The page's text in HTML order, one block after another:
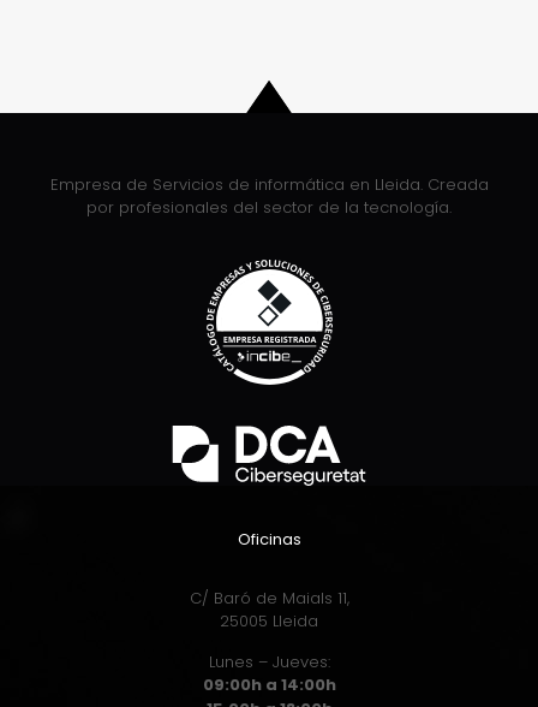
Empresa de Servicios de informática en Lleida. Creada
por profesionales del sector de la tecnología.
Oficinas
C/ Baró de Maials 11,
25005 Lleida
Lunes – Jueves:
09:00h a 14:00h